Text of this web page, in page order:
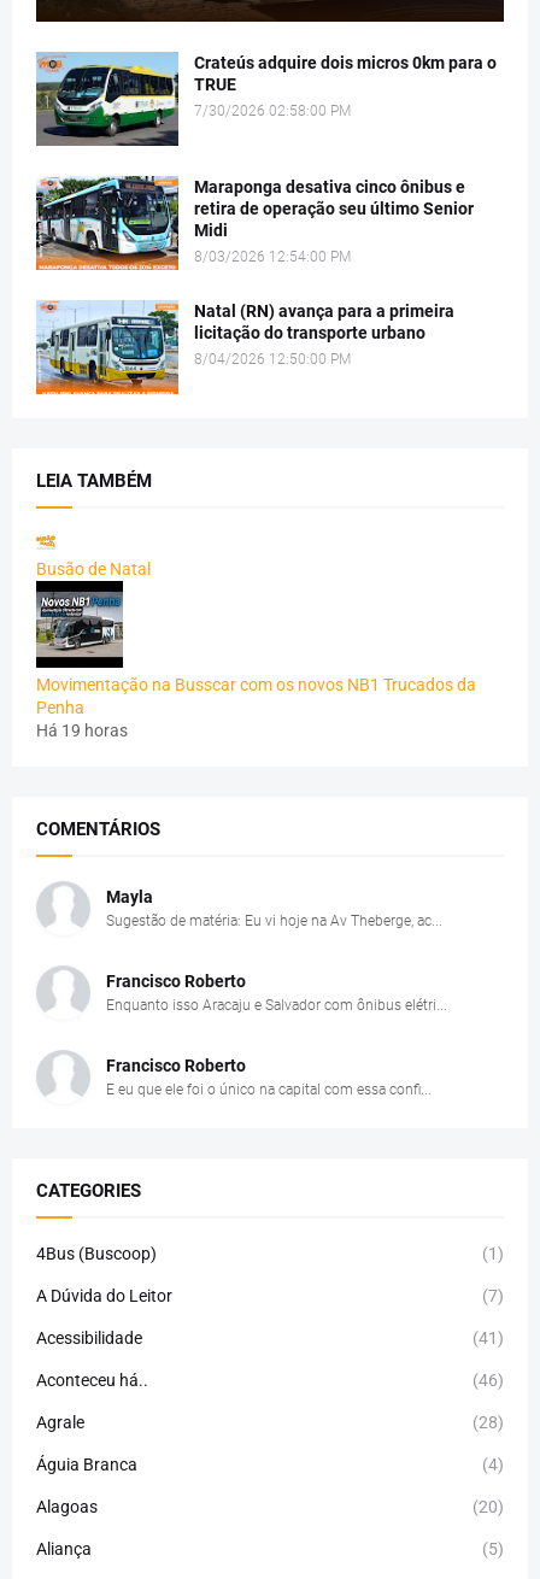
Crateús adquire dois micros 0km para o
TRUE
7/30/2026 02:58:00 PM
Maraponga desativa cinco ônibus e
retira de operação seu último Senior
Midi
8/03/2026 12:54:00 PM
Natal (RN) avança para a primeira
licitação do transporte urbano
8/04/2026 12:50:00 PM
LEIA TAMBÉM
Busão de Natal
Movimentação na Busscar com os novos NB1 Trucados da
Penha
Há 19 horas
COMENTÁRIOS
Mayla
Sugestão de matéria: Eu vi hoje na Av Theberge, ac...
Francisco Roberto
Enquanto isso Aracaju e Salvador com ônibus elétri...
Francisco Roberto
E eu que ele foi o único na capital com essa confi...
CATEGORIES
4Bus (Buscoop) (1)
A Dúvida do Leitor (7)
Acessibilidade (41)
Aconteceu há.. (46)
Agrale (28)
Águia Branca (4)
Alagoas (20)
Aliança (5)